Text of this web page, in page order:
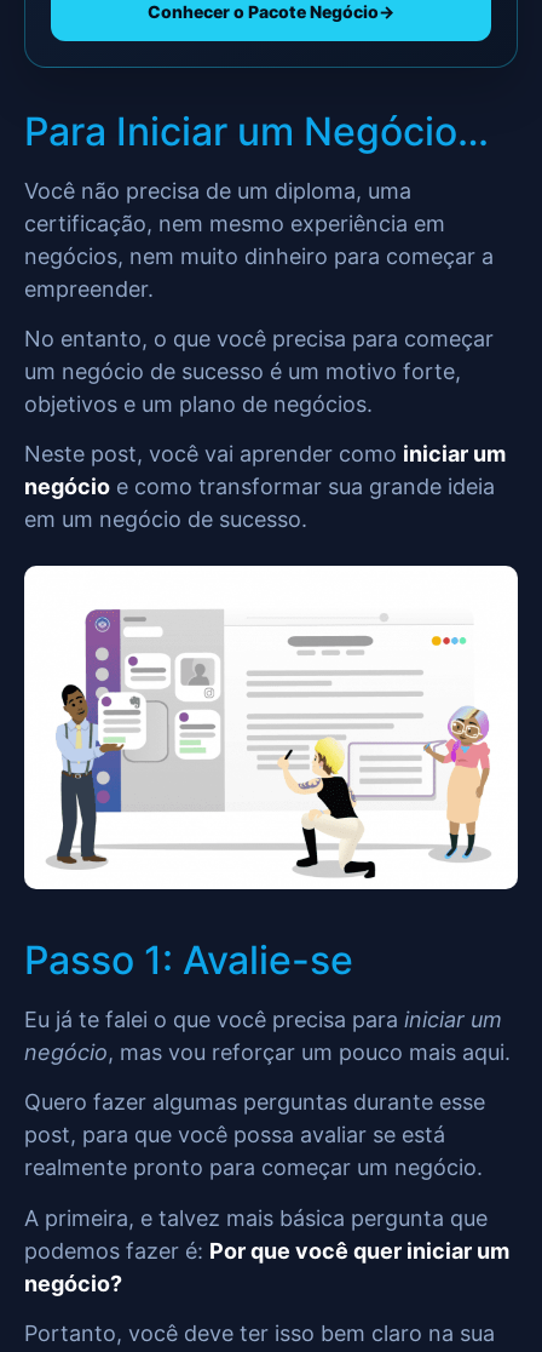
Conhecer o Pacote Negócio→
Para Iniciar um Negócio…
Você não precisa de um diploma, uma
certificação, nem mesmo experiência em
negócios, nem muito dinheiro para começar a
empreender.
No entanto, o que você precisa para começar
um negócio de sucesso é um motivo forte,
objetivos e um plano de negócios.
Neste post, você vai aprender como iniciar um
negócio e como transformar sua grande ideia
em um negócio de sucesso.
Passo 1: Avalie-se
Eu já te falei o que você precisa para iniciar um
negócio, mas vou reforçar um pouco mais aqui.
Quero fazer algumas perguntas durante esse
post, para que você possa avaliar se está
realmente pronto para começar um negócio.
A primeira, e talvez mais básica pergunta que
podemos fazer é: Por que você quer iniciar um
negócio?
Portanto, você deve ter isso bem claro na sua